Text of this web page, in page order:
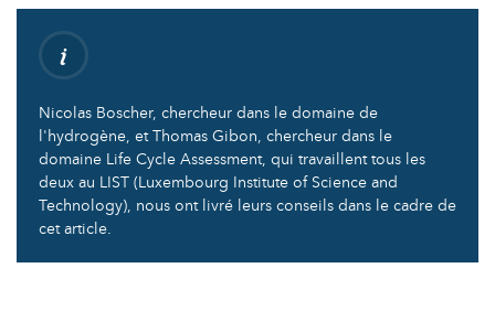
Nicolas Boscher, chercheur dans le domaine de
l'hydrogène, et Thomas Gibon, chercheur dans le
domaine Life Cycle Assessment, qui travaillent tous les
deux au LIST (Luxembourg Institute of Science and
Technology), nous ont livré leurs conseils dans le cadre de
cet article.